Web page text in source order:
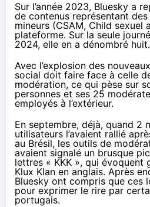
Sur l’année 2023, Bluesky a
de contenus représentant
mineurs (CSAM, Child sexuel
plateforme. Sur la seule
2024, elle en a dénombré huit.
Avec l’explosion des
social doit faire face à celle
modération, ce qui pèse sur
personnes et ses 25
employés à l’extérieur.
En septembre, déjà, quand 2
utilisateurs l’avaient rallié
au Brésil, les outils de
avaient signalé un brusque
lettres « KKK », qui évoquent
Klux Klan en anglais. Après
Bluesky ont compris que ces
pour exprimer le rire par
portugais.